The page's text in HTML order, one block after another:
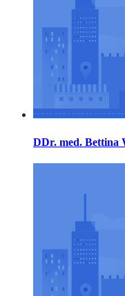
DDr. med. Bettina